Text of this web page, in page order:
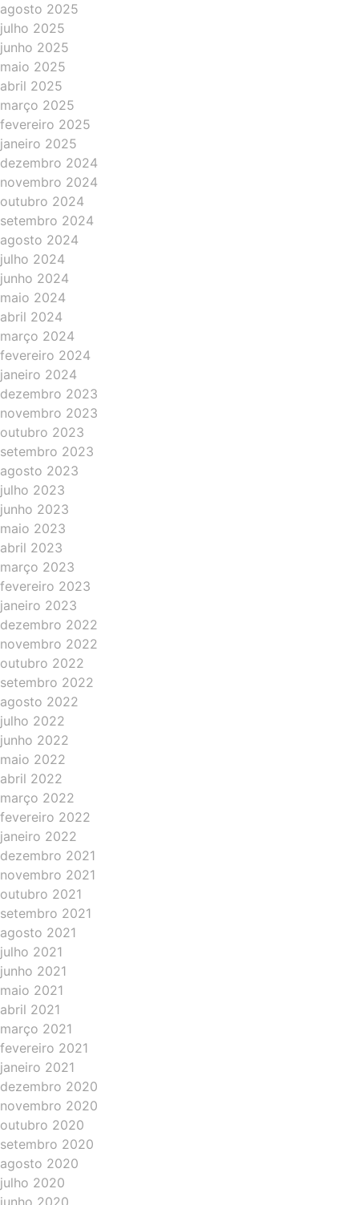
agosto 2025
julho 2025
junho 2025
maio 2025
abril 2025
março 2025
fevereiro 2025
janeiro 2025
dezembro 2024
novembro 2024
outubro 2024
setembro 2024
agosto 2024
julho 2024
junho 2024
maio 2024
abril 2024
março 2024
fevereiro 2024
janeiro 2024
dezembro 2023
novembro 2023
outubro 2023
setembro 2023
agosto 2023
julho 2023
junho 2023
maio 2023
abril 2023
março 2023
fevereiro 2023
janeiro 2023
dezembro 2022
novembro 2022
outubro 2022
setembro 2022
agosto 2022
julho 2022
junho 2022
maio 2022
abril 2022
março 2022
fevereiro 2022
janeiro 2022
dezembro 2021
novembro 2021
outubro 2021
setembro 2021
agosto 2021
julho 2021
junho 2021
maio 2021
abril 2021
março 2021
fevereiro 2021
janeiro 2021
dezembro 2020
novembro 2020
outubro 2020
setembro 2020
agosto 2020
julho 2020
junho 2020